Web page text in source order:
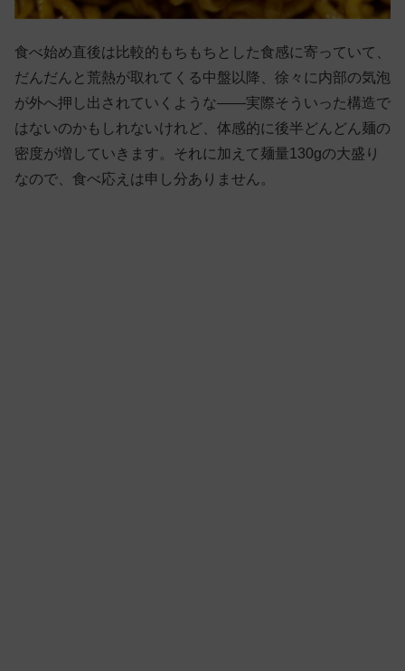
食べ始め直後は比較的もちもちとした食感に寄っていて、
だんだんと荒熱が取れてくる中盤以降、徐々に内部の気泡
が外へ押し出されていくような——実際そういった構造で
はないのかもしれないけれど、体感的に後半どんどん麺の
密度が増していきます。それに加えて麺量130gの大盛り
なので、食べ応えは申し分ありません。